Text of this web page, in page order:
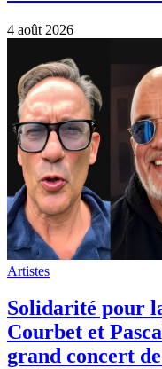
4 août 2026
Artistes
Solidarité pour
Courbet et
grand concert